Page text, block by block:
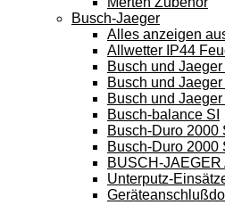
Busch-Jaeger
Alles anzeigen
Allwetter IP44
Busch und
Busch und
Busch und Jaeger
Busch-balance SI
Busch-Duro 2000
Busch-Duro 2000
BUSCH-JAEGER
Unterputz-